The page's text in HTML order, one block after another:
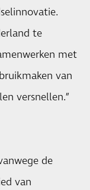
te
met
van
versnellen.”
de
van